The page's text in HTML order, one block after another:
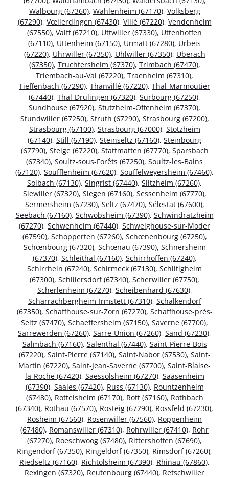
Walbourg (67360), Wahlenheim (67170), Volksberg
(67290), Vœllerdingen (67430), Villé (67220), Vendenheim
(67550), Valff (67210), Uttwiller (67330), Uttenhoffen
(67110), Uttenheim (67150), Urmatt (67280), Urbeis
(67220), Uhrwiller (67350), Uhlwiller (67350), Uberach
(67350), Truchtersheim (67370), Trimbach (67470),
Triembach-au-Val (67220), Traenheim (67310),
Tieffenbach (67290), Thanvillé (67220), Thal-Marmoutier
(67440), Thal-Drulingen (67320), Surbourg (67250),
Sundhouse (67920), Stutzheim-Offenheim (67370),
Stundwiller (67250), Struth (67290), Strasbourg (67200),
Strasbourg (67100), Strasbourg (67000), Stotzheim
(67140), Still (67190), Steinseltz (67160), Steinbourg
(67790), Steige (67220), Stattmatten (67770), Sparsbach
(67340), Soultz-sous-Forêts (67250), Soultz-les-Bains
(67120), Soufflenheim (67620), Souffelweyersheim (67460),
Solbach (67130), Singrist (67440), Siltzheim (67260),
Siewiller (67320), Siegen (67160), Sessenheim (67770),
Sermersheim (67230), Seltz (67470), Sélestat (67600),
Seebach (67160), Schwobsheim (67390), Schwindratzheim
(67270), Schwenheim (67440), Schweighouse-sur-Moder
(67590), Schopperten (67260), Schœnenbourg (67250),
Schœnbourg (67320), Schœnau (67390), Schnersheim
(67370), Schleithal (67160), Schirrhoffen (67240),
Schirrhein (67240), Schirmeck (67130), Schiltigheim
(67300), Schillersdorf (67340), Scherwiller (67750),
Scherlenheim (67270), Scheibenhard (67630),
Scharrachbergheim-Irmstett (67310), Schalkendorf
(67350), Schaffhouse-sur-Zorn (67270), Schaffhouse-près-
Seltz (67470), Schaeffersheim (67150), Saverne (67700),
Sarrewerden (67260), Sarre-Union (67260), Sand (67230),
Salmbach (67160), Salenthal (67440), Saint-Pierre-Bois
(67220), Saint-Pierre (67140), Saint-Nabor (67530), Saint-
Martin (67220), Saint-Jean-Saverne (67700), Saint-Blaise-
la-Roche (67420), Saessolsheim (67270), Saasenheim
(67390), Saales (67420), Russ (67130), Rountzenheim
(67480), Rottelsheim (67170), Rott (67160), Rothbach
(67340), Rothau (67570), Rosteig (67290), Rossfeld (67230),
Rosheim (67560), Rosenwiller (67560), Roppenheim
(67480), Romanswiller (67310), Rohrwiller (67410), Rohr
(67270), Roeschwoog (67480), Rittershoffen (67690),
Ringendorf (67350), Ringeldorf (67350), Rimsdorf (67260),
Riedseltz (67160), Richtolsheim (67390), Rhinau (67860),
Rexingen (67320), Reutenbourg (67440), Retschwiller